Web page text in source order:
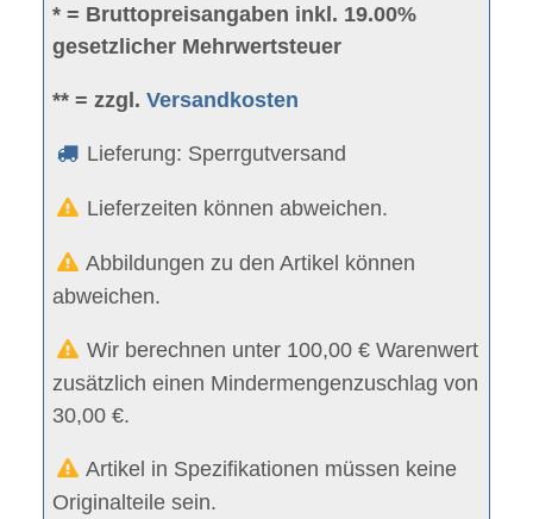
* = Bruttopreisangaben inkl. 19.00%
gesetzlicher Mehrwertsteuer
** = zzgl.Versandkosten
Lieferung: Sperrgutversand
Lieferzeiten können abweichen.
Abbildungen zu den Artikel können
abweichen.
Wir berechnen unter 100,00 € Warenwert
zusätzlich einen Mindermengenzuschlag von
30,00 €.
Artikel in Spezifikationen müssen keine
Originalteile sein.